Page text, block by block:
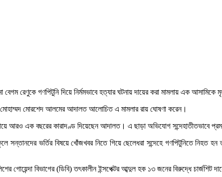
বেগম রেণুকে গণপিটুনি দিয়ে নির্মমভাবে হত্যার ঘটনায় দায়ের করা মামলায় এক
মোরশেদ আলমের আদালত আলোচিত এ মামলার রায় ঘোষণা করেন।
আরও এক বছরের কারাদণ্ড দিয়েছেন আদালত। এ ছাড়া অভিযোগ সন্দেহাতীতভাবে
ভর্তির বিষয়ে খোঁজখবর নিতে গিয়ে ছেলেধরা সন্দেহে গণপিটুনিতে নিহত
গোয়েন্দা বিভাগের (ডিবি) তৎকালীন ইন্সপেক্টর আব্দুল হক ১৩ জনের বিরুদ্ধে